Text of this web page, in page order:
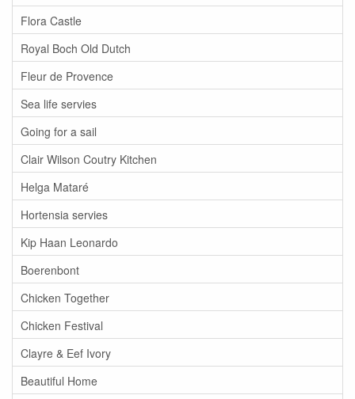
Flora Castle
Royal Boch Old Dutch
Fleur de Provence
Sea life servies
Going for a sail
Clair Wilson Coutry Kitchen
Helga Mataré
Hortensia servies
Kip Haan Leonardo
Boerenbont
Chicken Together
Chicken Festival
Clayre & Eef Ivory
Beautiful Home